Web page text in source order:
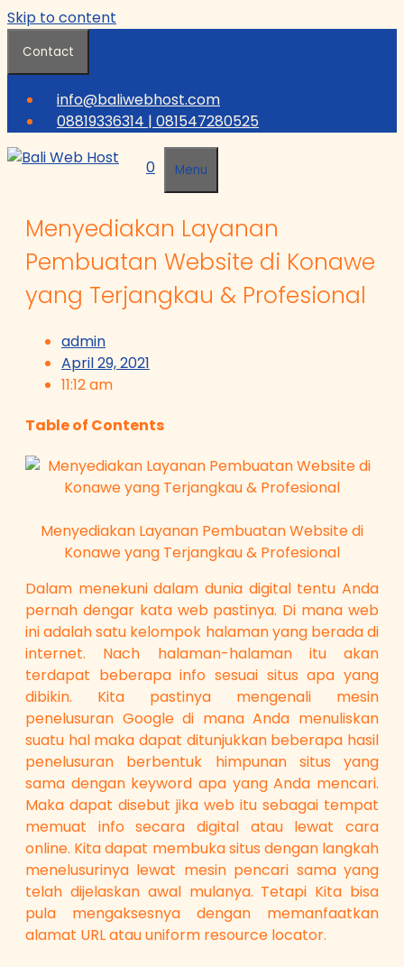
Skip to content
Contact
info@baliwebhost.com
08819336314 | 081547280525
0 Menu
Menyediakan Layanan
Pembuatan Website di Konawe
yang Terjangkau & Profesional
admin
April 29, 2021
11:12 am
Table of Contents
Menyediakan Layanan Pembuatan Website di
Konawe yang Terjangkau & Profesional
Dalam menekuni dalam dunia digital tentu Anda
pernah dengar kata web pastinya. Di mana web
ini adalah satu kelompok halaman yang berada di
internet. Nach halaman-halaman itu akan
terdapat beberapa info sesuai situs apa yang
dibikin. Kita pastinya mengenali mesin
penelusuran Google di mana Anda menuliskan
suatu hal maka dapat ditunjukkan beberapa hasil
penelusuran berbentuk himpunan situs yang
sama dengan keyword apa yang Anda mencari.
Maka dapat disebut jika web itu sebagai tempat
memuat info secara digital atau lewat cara
online. Kita dapat membuka situs dengan langkah
menelusurinya lewat mesin pencari sama yang
telah dijelaskan awal mulanya. Tetapi Kita bisa
pula mengaksesnya dengan memanfaatkan
alamat URL atau uniform resource locator.